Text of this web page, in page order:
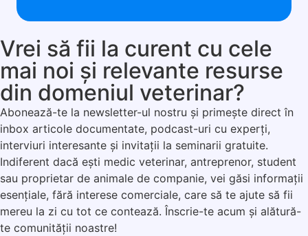
Vrei să fii la curent cu cele
mai noi și relevante resurse
din domeniul veterinar?
Abonează-te la newsletter-ul nostru și primește direct în
inbox articole documentate, podcast-uri cu experți,
interviuri interesante și invitații la seminarii gratuite.
Indiferent dacă ești medic veterinar, antreprenor, student
sau proprietar de animale de companie, vei găsi informații
esențiale, fără interese comerciale, care să te ajute să fii
mereu la zi cu tot ce contează. Înscrie-te acum și alătură-
te comunității noastre!